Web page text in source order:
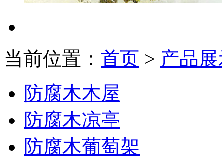
当前位置： 首页 > 产品
防腐木木屋
防腐木凉亭
防腐木葡萄架